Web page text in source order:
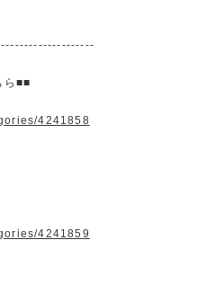
ら■■
4241858
4241859